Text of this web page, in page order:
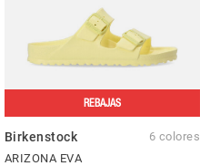
REBAJAS
Birkenstock
6 colores
ARIZONA EVA